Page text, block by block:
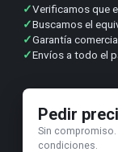
✓Verificamos que
✓Buscamos el
✓Garantía
✓Envíos a todo el
Pedir
Sin
condiciones.